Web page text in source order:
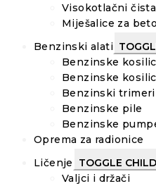
Visokotlačni
Miješalice za
Benzinski alati
Benzinske
Benzinske
Benzinski trimeri
Benzinske pile
Benzinske
Oprema za radionice
Ličenje
TOGGLE
Valjci i držači